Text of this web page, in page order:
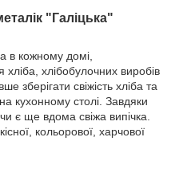
"Галіцька"
в кожному домі,
хліба, хлібобулочних виробів
зберігати свіжість хліба та
кухонному столі. Завдяки
є ще вдома свіжа випічка.
кольорової, харчової